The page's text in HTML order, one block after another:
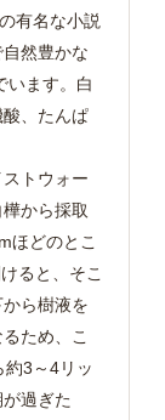
有名な小説
然豊かな
います。白
、たんぱ
トウォー
から採取
ほどのとこ
ると、そこ
ら樹液を
ため、こ
3～4リッ
過ぎた